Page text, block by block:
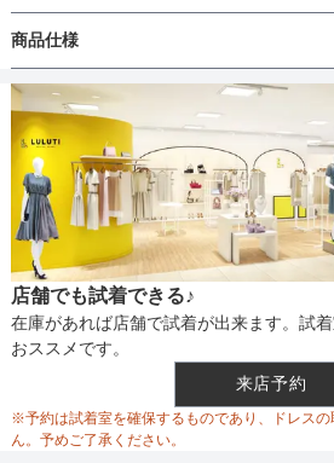
肩幅
そでの長さ
アームホール
バスト
ヒップ
総レースのプリーツスカートワンピース
ブロードショルダーデザインです。切り
ある袖口なので、二の腕をカバー。細か
びに揺れてエレガントな印象に。ウエス
で、すっきりとしたシルエットを演出し
露宴のお呼ばれなどにぴったりなデザイ
同窓会などにもおすすめです♪
商品仕様
丈 ひざ上 ひざ下
生地の厚さ 薄い
裏地 なし
ウエスト調整 なし
店舗でも試着できる♪
在庫があれば店舗で試着が出来ます。試
おススメです。
来店予約
※予約は試着室を確保するものであり、ドレス
ん。予めご了承ください。